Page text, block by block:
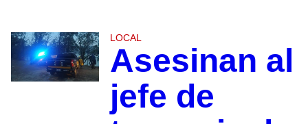
LOCAL
Asesinan al
jefe de